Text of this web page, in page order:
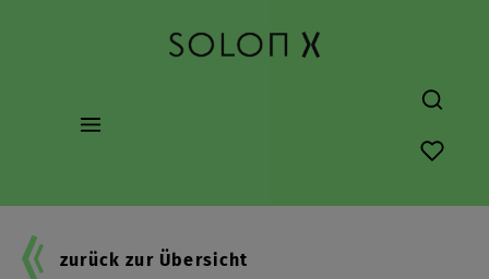
Du hast
zurück zur Übersicht